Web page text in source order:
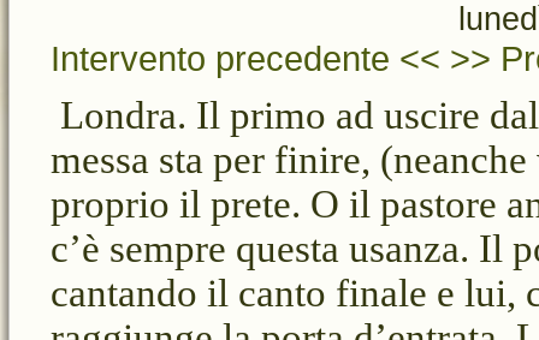
Intervento precedente << >>
Londra. Il primo ad uscire
messa sta per finire,
proprio il prete. O il pastore
c’è sempre questa usanza. Il
cantando il canto finale e lui,